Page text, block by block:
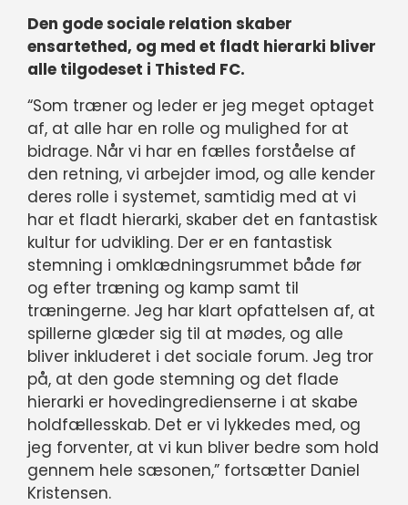
Den gode sociale relation skaber
ensartethed, og med et fladt hierarki bliver
alle tilgodeset i Thisted FC.
“Som træner og leder er jeg meget optaget
af, at alle har en rolle og mulighed for at
bidrage. Når vi har en fælles forståelse af
den retning, vi arbejder imod, og alle kender
deres rolle i systemet, samtidig med at vi
har et fladt hierarki, skaber det en fantastisk
kultur for udvikling. Der er en fantastisk
stemning i omklædningsrummet både før
og efter træning og kamp samt til
træningerne. Jeg har klart opfattelsen af, at
spillerne glæder sig til at mødes, og alle
bliver inkluderet i det sociale forum. Jeg tror
på, at den gode stemning og det flade
hierarki er hovedingredienserne i at skabe
holdfællesskab. Det er vi lykkedes med, og
jeg forventer, at vi kun bliver bedre som hold
gennem hele sæsonen,” fortsætter Daniel
Kristensen.